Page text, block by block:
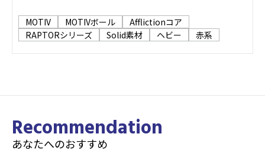
MOTIV MOTIVボール
Afflictionコア
RAPTORシリーズ
Solid素材 ヘビー 赤系
Recommendation
あなたへのおすすめ